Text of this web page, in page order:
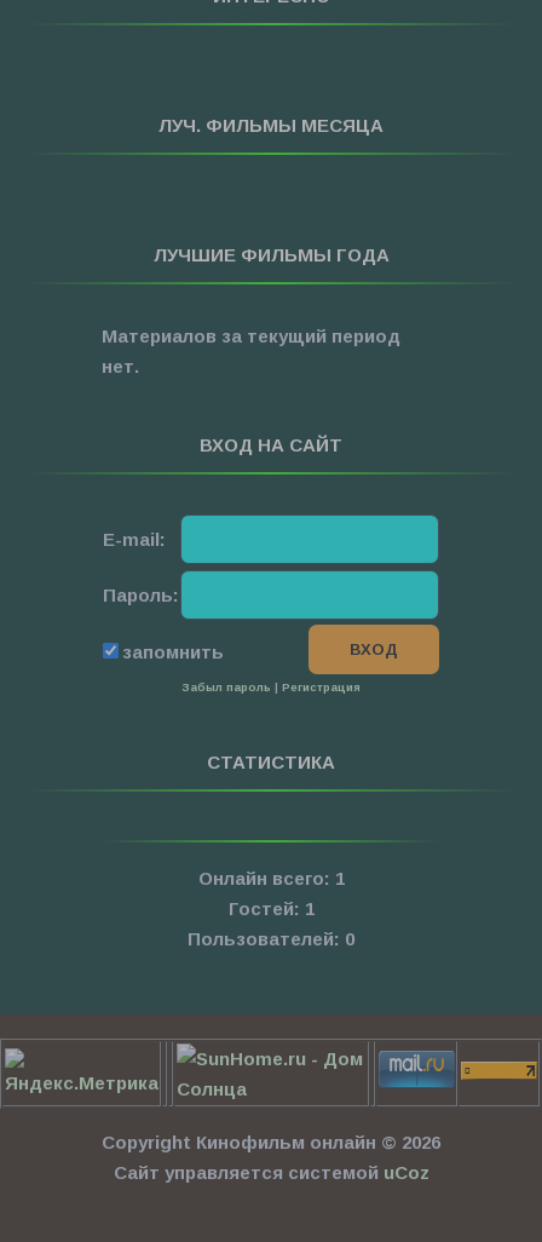
»Приключения
»Фантастика
Про Новый Год
»Фильмы для ...
ЛУЧ. ФИЛЬМЫ МЕСЯЦА
ЛУЧШИЕ ФИЛЬМЫ ГОДА
Материалов за текущий период
нет.
ВХОД НА САЙТ
E-mail:
Пароль:
запомнить
Забыл пароль Регистрация
СТАТИСТИКА
Онлайн всего: 1
Гостей: 1
Пользователей: 0
Copyright Кинофильм онлайн © 2026
Сайт управляется системой uCoz